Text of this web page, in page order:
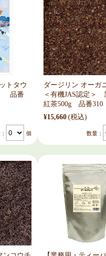
トタウ
品番
個
ダージリン オーガ
＜有機JAS認定＞
紅茶500g 品番310
¥15,660 (税込)
数量：